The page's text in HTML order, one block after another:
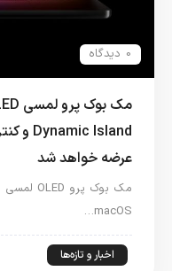
0 دیدگاه
عرضه خواهد شد
macOS…
اخبار و تازه‌ها